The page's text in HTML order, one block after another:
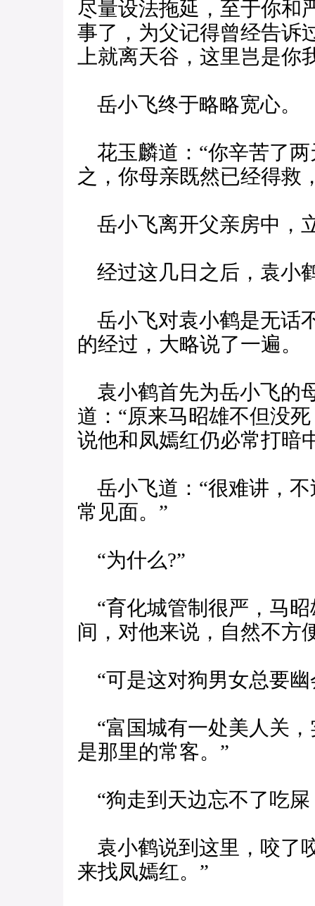
尽量设法拖延，至于你和
事了，为父记得曾经告诉
上就离天谷，这里岂是你
岳小飞终于略略宽心。
花玉麟道：“你辛苦了
之，你母亲既然已经得救
岳小飞离开父亲房中，
经过这几日之后，袁小
岳小飞对袁小鹤是无话
的经过，大略说了一遍。
袁小鹤首先为岳小飞的
道：“原来马昭雄不但没
说他和凤嫣红仍必常打暗
岳小飞道：“很难讲，
常见面。”
“为什么?”
“育化城管制很严，马
间，对他来说，自然不方
“可是这对狗男女总要幽
“富国城有一处美人关
是那里的常客。”
“狗走到天边忘不了吃
袁小鹤说到这里，咬了
来找凤嫣红。”